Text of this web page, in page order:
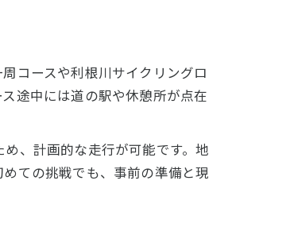
コースや利根川サイクリングロ
途中には道の駅や休憩所が点在
、計画的な走行が可能です。地
ての挑戦でも、事前の準備と現